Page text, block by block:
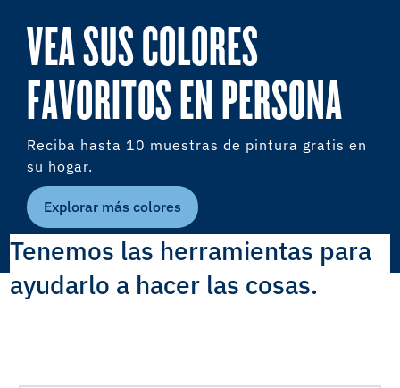
VEA SUS COLORES
FAVORITOS EN PERSONA
Reciba hasta 10 muestras de pintura gratis en
su hogar.
Explorar más colores
Tenemos las herramientas para
ayudarlo a hacer las cosas.